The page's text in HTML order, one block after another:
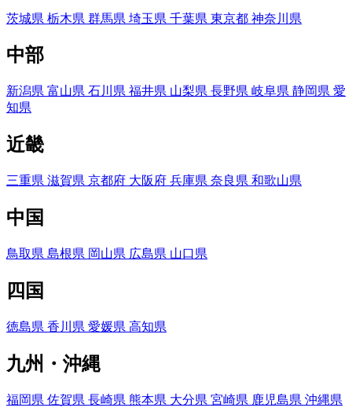
茨城県 栃木県 群馬県 埼玉県 千葉県 東京都 神奈川県
中部
新潟県 富山県 石川県 福井県 山梨県 長野県 岐阜県 静岡県 愛
知県
近畿
三重県 滋賀県 京都府 大阪府 兵庫県 奈良県 和歌山県
中国
鳥取県 島根県 岡山県 広島県 山口県
四国
徳島県 香川県 愛媛県 高知県
九州・沖縄
福岡県 佐賀県 長崎県 熊本県 大分県 宮崎県 鹿児島県 沖縄県